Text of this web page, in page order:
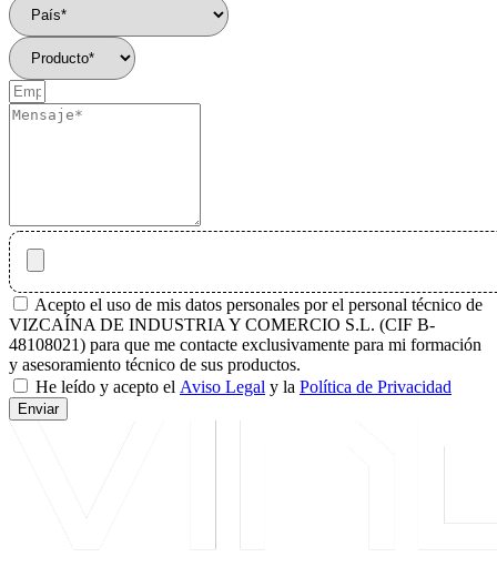
Acepto el uso de mis datos personales por el personal técnico de
VIZCAÍNA DE INDUSTRIA Y COMERCIO S.L. (CIF B-
48108021) para que me contacte exclusivamente para mi formación
y asesoramiento técnico de sus productos.
He leído y acepto el Aviso Legal y la Política de Privacidad
Enviar